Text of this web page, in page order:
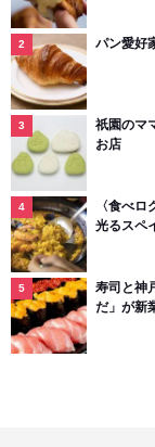
パン愛好
祇園のマ
お店
〈食べ
光るスペ
寿司と神
だ」が新